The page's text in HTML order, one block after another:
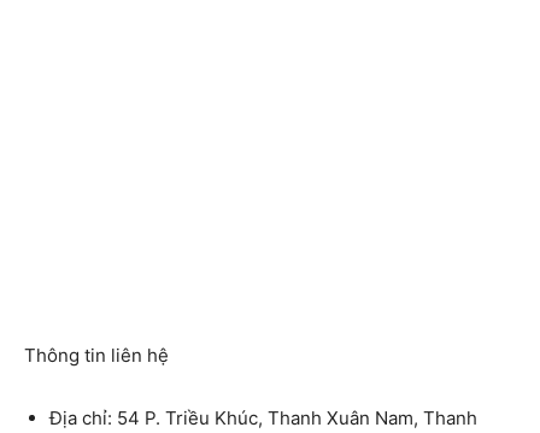
Thông tin liên hệ
Địa chỉ: 54 P. Triều Khúc, Thanh Xuân Nam, Thanh